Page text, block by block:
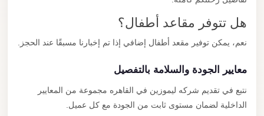
هل تتوفر مقاعد أطفال؟
نعم، يمكن توفير مقعد أطفال إضافي إذا تم إخبارنا مسبقًا عند الحجز.
معايير الجودة والسلامة بالتفصيل
نتبع في تقديم شركه ليموزين في القاهره مجموعة من المعايير
الداخلية لضمان مستوى ثابت من الجودة مع كل عميل.